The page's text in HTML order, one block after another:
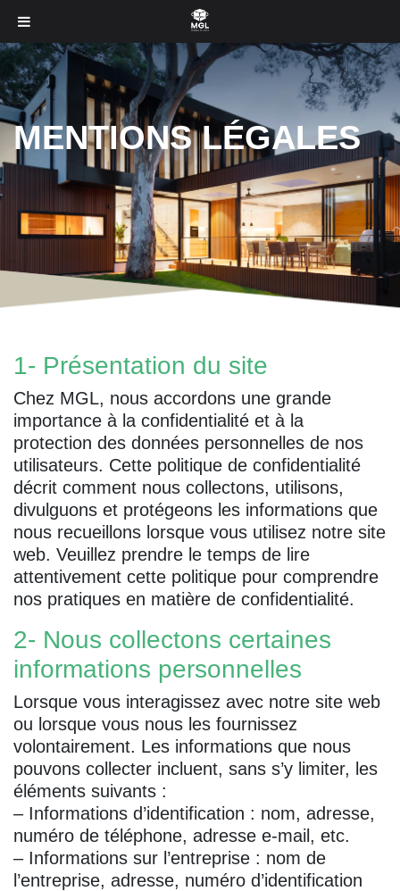
MENTIONS LÉGALES
1- Présentation du site
Chez MGL, nous accordons une grande
importance à la confidentialité et à la
protection des données personnelles de nos
utilisateurs. Cette politique de confidentialité
décrit comment nous collectons, utilisons,
divulguons et protégeons les informations que
nous recueillons lorsque vous utilisez notre site
web. Veuillez prendre le temps de lire
attentivement cette politique pour comprendre
nos pratiques en matière de confidentialité.
2- Nous collectons certaines
informations personnelles
Lorsque vous interagissez avec notre site web
ou lorsque vous nous les fournissez
volontairement. Les informations que nous
pouvons collecter incluent, sans s’y limiter, les
éléments suivants :
– Informations d’identification : nom, adresse,
numéro de téléphone, adresse e-mail, etc.
– Informations sur l’entreprise : nom de
l’entreprise, adresse, numéro d’identification